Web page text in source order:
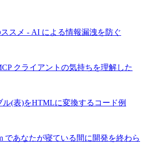
ススメ - AI による情報漏洩を防ぐ
クライアントの気持ちを理解した
ル(表)をHTMLに変換するコード例
であなたが寝ている間に開発を終わら